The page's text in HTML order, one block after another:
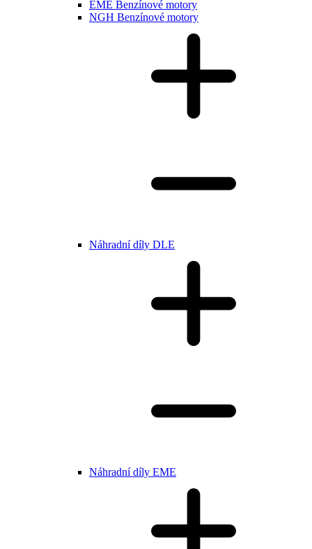
EME Benzínové motory
NGH Benzínové motory
Náhradní díly DLE
Náhradní díly EME